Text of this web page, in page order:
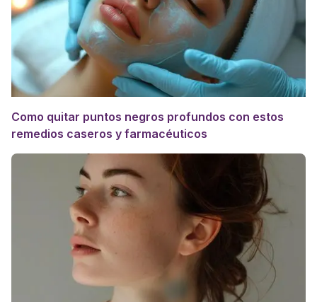
Como quitar puntos negros profundos con estos
remedios caseros y farmacéuticos